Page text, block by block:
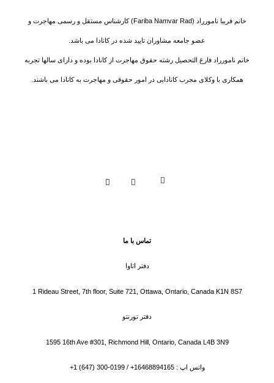
خانم فریبا نامورراد (Fariba Namvar Rad) کارشناس مستقل و رسمی مهاجرت و
عضو جامعه مشاوران تایید شده در کانادا می باشد.
خانم نامورراد فارغ التحصیل رشته حقوق مهاجرت از کانادا بوده و دارای سالها تجربه
همکاری با وکلای مجرب کانادایی در امور حقوقی و مهاجرت به کانادا می باشند.
تماس با ما
دفتر اتاوا
1 Rideau Street, 7th floor, Suite 721, Ottawa, Ontario, Canada K1N 8S7
دفتر تورنتو
1595 16th Ave #301, Richmond Hill, Ontario, Canada L4B 3N9
واتس اپ : 16468894165+ / 0199-300 (647) 1+